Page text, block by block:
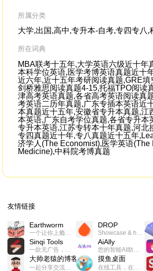
所属分类
大学,出国,高中,专升本-自考,专四专八,
所在词典
MBA联考十五年,大学英语六级近十年
本科学位英语,医学考博英语真题近十
近六年,近十五年考研阅读真题,GRE填
剑桥雅思阅读真题4-15,托福TPO阅读
津高考英语真题,各省高考英语阅读真
考英语二历年真题,广东专插本英语近
本真题近十五年,安徽省专升本真题,江
本英语,广东自考学位真题,各省专升本
专升本英语,江苏专转本十年真题,河北
专四真题近十年,专八真题近十五年
济学人(The Economist),医学英语(The
Medicine),中科院考博真题
友情链接
Earthworm DROP
Sinqi Tools AiAlly
大帅老猿的博客 摸鱼桌面